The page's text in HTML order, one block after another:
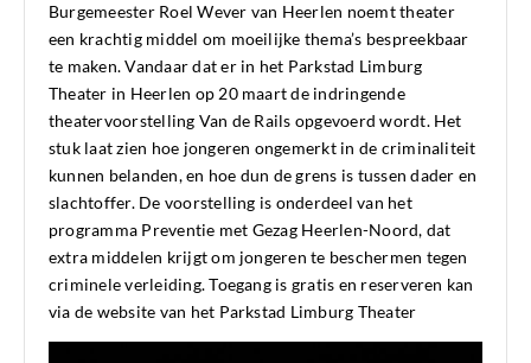
Burgemeester Roel Wever van Heerlen noemt theater
een krachtig middel om moeilijke thema’s bespreekbaar
te maken. Vandaar dat er in het Parkstad Limburg
Theater in Heerlen op 20 maart de indringende
theatervoorstelling Van de Rails opgevoerd wordt. Het
stuk laat zien hoe jongeren ongemerkt in de criminaliteit
kunnen belanden, en hoe dun de grens is tussen dader en
slachtoffer. De voorstelling is onderdeel van het
programma Preventie met Gezag Heerlen-Noord, dat
extra middelen krijgt om jongeren te beschermen tegen
criminele verleiding. Toegang is gratis en reserveren kan
via de website van het Parkstad Limburg Theater